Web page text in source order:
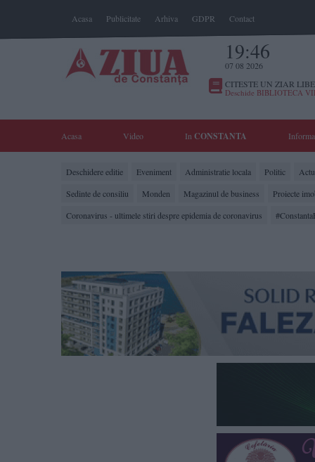
Acasa Publicitate Arhiva GDPR Contact
19:46
07 08 2026
CITESTE UN ZIAR
Deschide BIBLIOTECA
Acasa Video In CONSTANTA
Deschidere editie Eveniment Administratie locala Politic
Sedinte de consiliu
Monden Magazinul de business Proiecte
Coronavirus - ultimele stiri despre epidemia de coronavirus